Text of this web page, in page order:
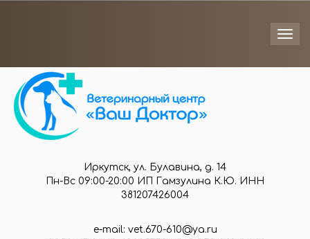
Иркутск, ул. Булавина, д. 14
Пн-Вс 09:00-20:00 ИП Гамзулина К.Ю. ИНН
381207426004
e-mail: vet.670-610@ya.ru